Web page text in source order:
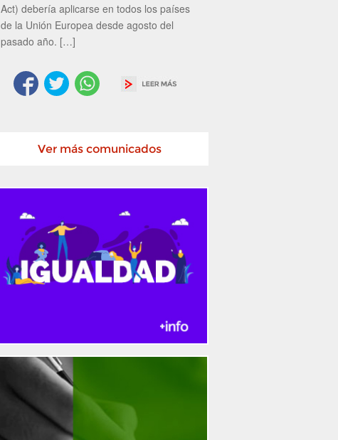
Act) debería aplicarse en todos los países
de la Unión Europea desde agosto del
pasado año. […]
Ver más comunicados